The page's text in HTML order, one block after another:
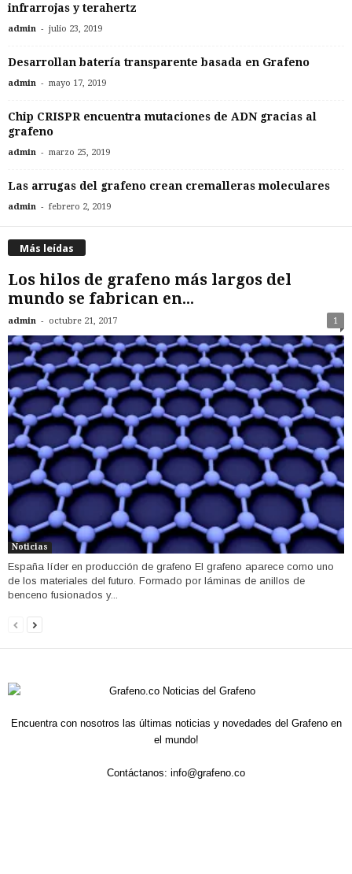
infrarrojas y terahertz
admin - julio 23, 2019
Desarrollan batería transparente basada en Grafeno
admin - mayo 17, 2019
Chip CRISPR encuentra mutaciones de ADN gracias al
grafeno
admin - marzo 25, 2019
Las arrugas del grafeno crean cremalleras moleculares
admin - febrero 2, 2019
Más leídas
Los hilos de grafeno más largos del
mundo se fabrican en...
admin - octubre 21, 2017 1
Noticias
España líder en producción de grafeno El grafeno aparece como uno
de los materiales del futuro. Formado por láminas de anillos de
benceno fusionados y...
Encuentra con nosotros las últimas noticias y novedades del Grafeno en
el mundo!
Contáctanos: info@grafeno.co